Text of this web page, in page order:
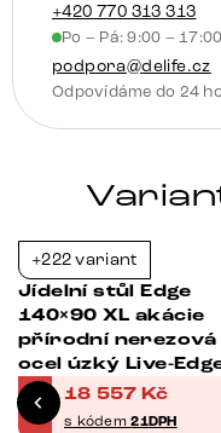
+420 770 313 313
Po – Pá: 9:00 – 17:00
podpora@delife.cz
Odpovídáme do 24
+222 variant
Jídelní stůl Edge
140×90 XL akácie
přírodní nerezová
ocel úzký Live-
%
18 557 Kč
s kódem21DPH